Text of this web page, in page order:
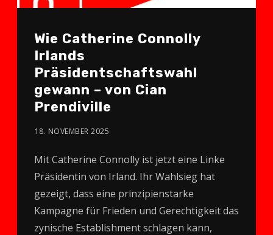
Wie Catherine Connolly
Irlands
Präsidentschaftswahl
gewann – von Cian
Prendiville
18. NOVEMBER 2025
Mit Catherine Connolly ist jetzt eine Linke
Präsidentin von Irland. Ihr Wahlsieg hat
gezeigt, dass eine prinzipienstarke
Kampagne für Frieden und Gerechtigkeit das
zynische Establishment schlagen kann,